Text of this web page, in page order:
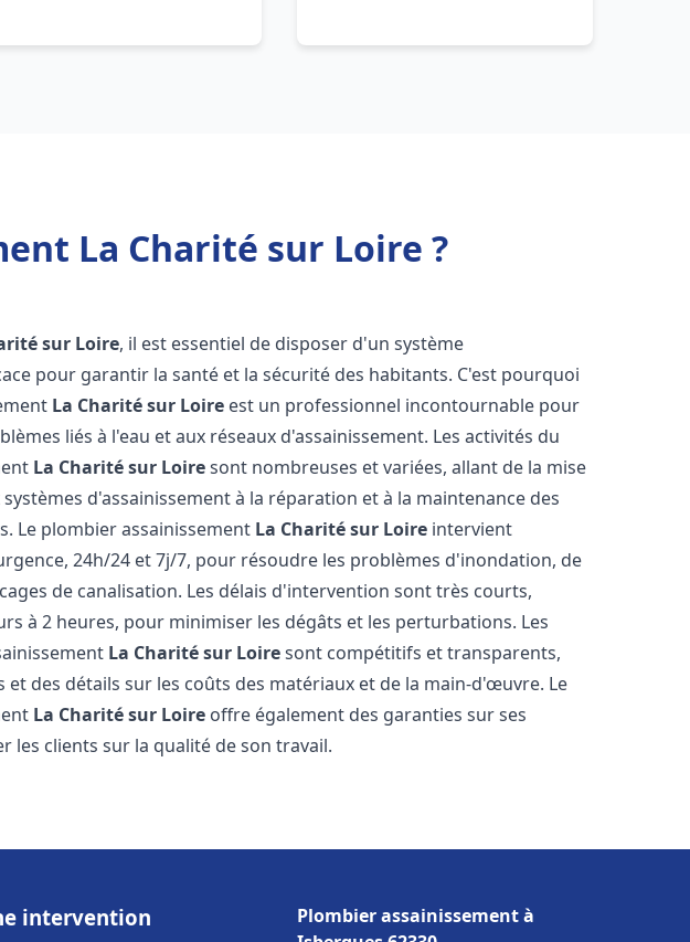
La Charité sur Loire ?
sur Loire, il est essentiel de disposer d'un système
pour garantir la santé et la sécurité des habitants. C'est pourquoi
La Charité sur Loire est un professionnel incontournable pour
liés à l'eau et aux réseaux d'assainissement. Les activités du
La Charité sur Loiresont nombreuses et variées, allant de la mise
d'assainissement à la réparation et à la maintenance des
Le plombier assainissement La Charité sur Loire intervient
24h/24 et 7j/7, pour résoudre les problèmes d'inondation, de
de canalisation. Les délais d'intervention sont très courts,
à 2 heures, pour minimiser les dégâts et les perturbations. Les
La Charité sur Loiresont compétitifs et transparents,
et des détails sur les coûts des matériaux et de la main-d'œuvre. Le
La Charité sur Loire offre également des garanties sur ses
les clients sur la qualité de son travail.
intervention
Plombier assainissement à